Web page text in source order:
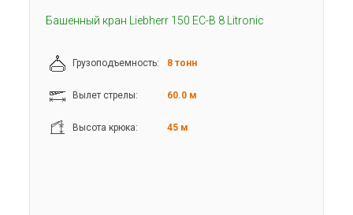
Башенный кран Liebherr 150 EC-B 8 Litronic
Грузоподъемность: 8 тонн
Вылет стрелы: 60.0 м
Высота крюка: 45 м